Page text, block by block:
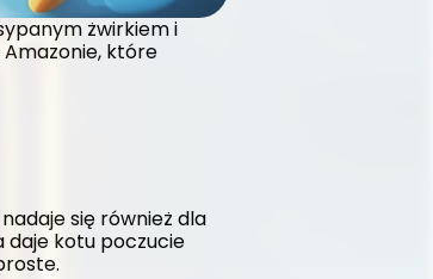
żwirkiem i
które
się również dla
daje kotu poczucie